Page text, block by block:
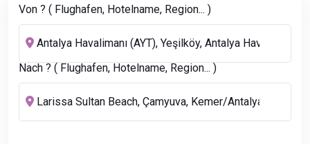
Von ? ( Flughafen, Hotelname, Region... )
Nach ? ( Flughafen, Hotelname, Region... )